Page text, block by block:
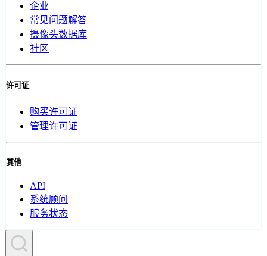
企业
常见问题解答
摄像头数据库
社区
许可证
购买许可证
管理许可证
其他
API
系统顾问
服务状态